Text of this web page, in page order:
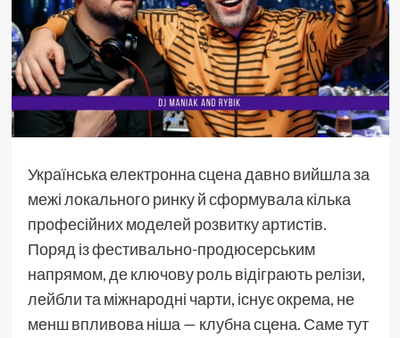
Українська електронна сцена давно вийшла за
межі локального ринку й сформувала кілька
професійних моделей розвитку артистів.
Поряд із фестивально-продюсерським
напрямом, де ключову роль відіграють релізи,
лейбли та міжнародні чарти, існує окрема, не
менш впливова ніша — клубна сцена. Саме тут